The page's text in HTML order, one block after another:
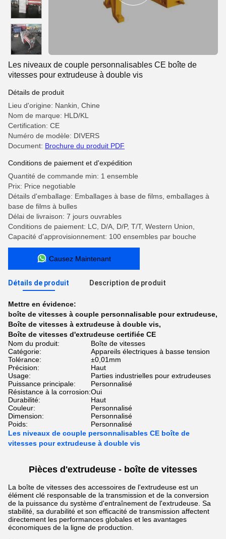
Les niveaux de couple personnalisables CE boîte de
vitesses pour extrudeuse à double vis
Détails de produit
Lieu d'origine: Nankin, Chine
Nom de marque: HLD/KL
Certification: CE
Numéro de modèle: DIVERS
Document: Brochure du produit PDF
Conditions de paiement et d'expédition
Quantité de commande min: 1 ensemble
Prix: Price negotiable
Détails d'emballage: Emballages à base de films, emballages à
base de films à bulles
Délai de livraison: 7 jours ouvrables
Conditions de paiement: LC, D/A, D/P, T/T, Western Union,
Capacité d'approvisionnement: 100 ensembles par bouche
Causez Maintenant
Détails de produit Description de produit
Mettre en évidence:
boîte de vitesses à couple personnalisable pour extrudeuse,
Boîte de vitesses à extrudeuse à double vis,
Boîte de vitesses d'extrudeuse certifiée CE
Nom du produit:
Boîte de vitesses
Catégorie:
Appareils électriques à basse tension
Tolérance:
±0,01mm
Précision:
Haut
Usage:
Parties industrielles pour extrudeuses
Puissance principale:
Personnalisé
Résistance à la corrosion:Oui
Durabilité:
Haut
Couleur:
Personnalisé
Dimension:
Personnalisé
Poids:
Personnalisé
Les niveaux de couple personnalisables CE boîte de
vitesses pour extrudeuse à double vis
Pièces d'extrudeuse - boîte de vitesses
La boîte de vitesses des accessoires de l'extrudeuse est un
élément clé responsable de la transmission et de la conversion
de la puissance du système d'entraînement de l'extrudeuse. Sa
stabilité, sa durabilité et son efficacité de transmission affectent
directement les performances globales et les avantages
économiques de la ligne de production.